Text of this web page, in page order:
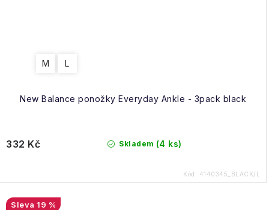
New Balance ponožky Everyday Ankle - 3pack black
M L
Skladem (4 ks)
332 Kč
Kód: 4140345_BLACK/L
19 %